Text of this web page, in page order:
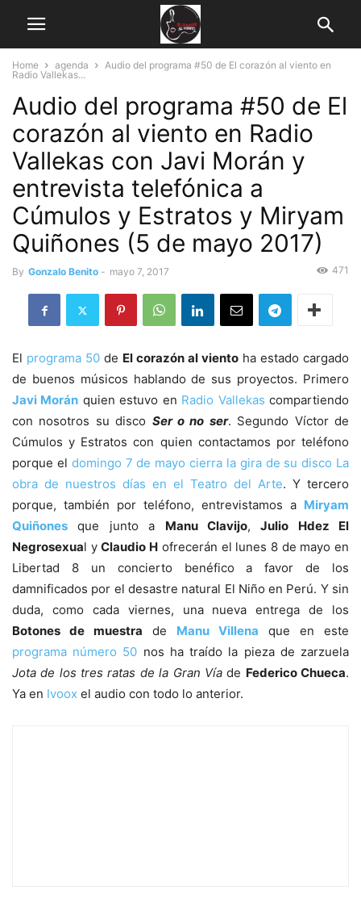
Home agenda
Audio del programa #50 de El corazón al viento en
Radio Vallekas...
Audio del programa #50 de El
corazón al viento en Radio
Vallekas con Javi Morán y
entrevista telefónica a
Cúmulos y Estratos y Miryam
Quiñones (5 de mayo 2017)
By Gonzalo Benito - mayo 7, 2017 471
El programa 50 de El corazón al viento ha estado cargado
de buenos músicos hablando de sus proyectos. Primero
Javi Morán quien estuvo en Radio Vallekas compartiendo
con nosotros su disco Ser o no ser. Segundo Víctor de
Cúmulos y Estratos con quien contactamos por teléfono
porque el domingo 7 de mayo cierra la gira de su disco La
obra de nuestros días en el Teatro del Arte. Y tercero
porque, también por teléfono, entrevistamos a Miryam
Quiñones que junto a Manu Clavijo,Julio Hdez El
Negrosexual yClaudio H ofrecerán el lunes 8 de mayo en
Libertad 8 un concierto benéfico a favor de los
damnificados por el desastre natural El Niño en Perú. Y sin
duda, como cada viernes, una nueva entrega de los
Botones de muestra de Manu Villena que en este
programa número 50 nos ha traído la pieza de zarzuela
Jota de los tres ratas de la Gran Víade Federico Chueca.
Ya en Ivoox el audio con todo lo anterior.